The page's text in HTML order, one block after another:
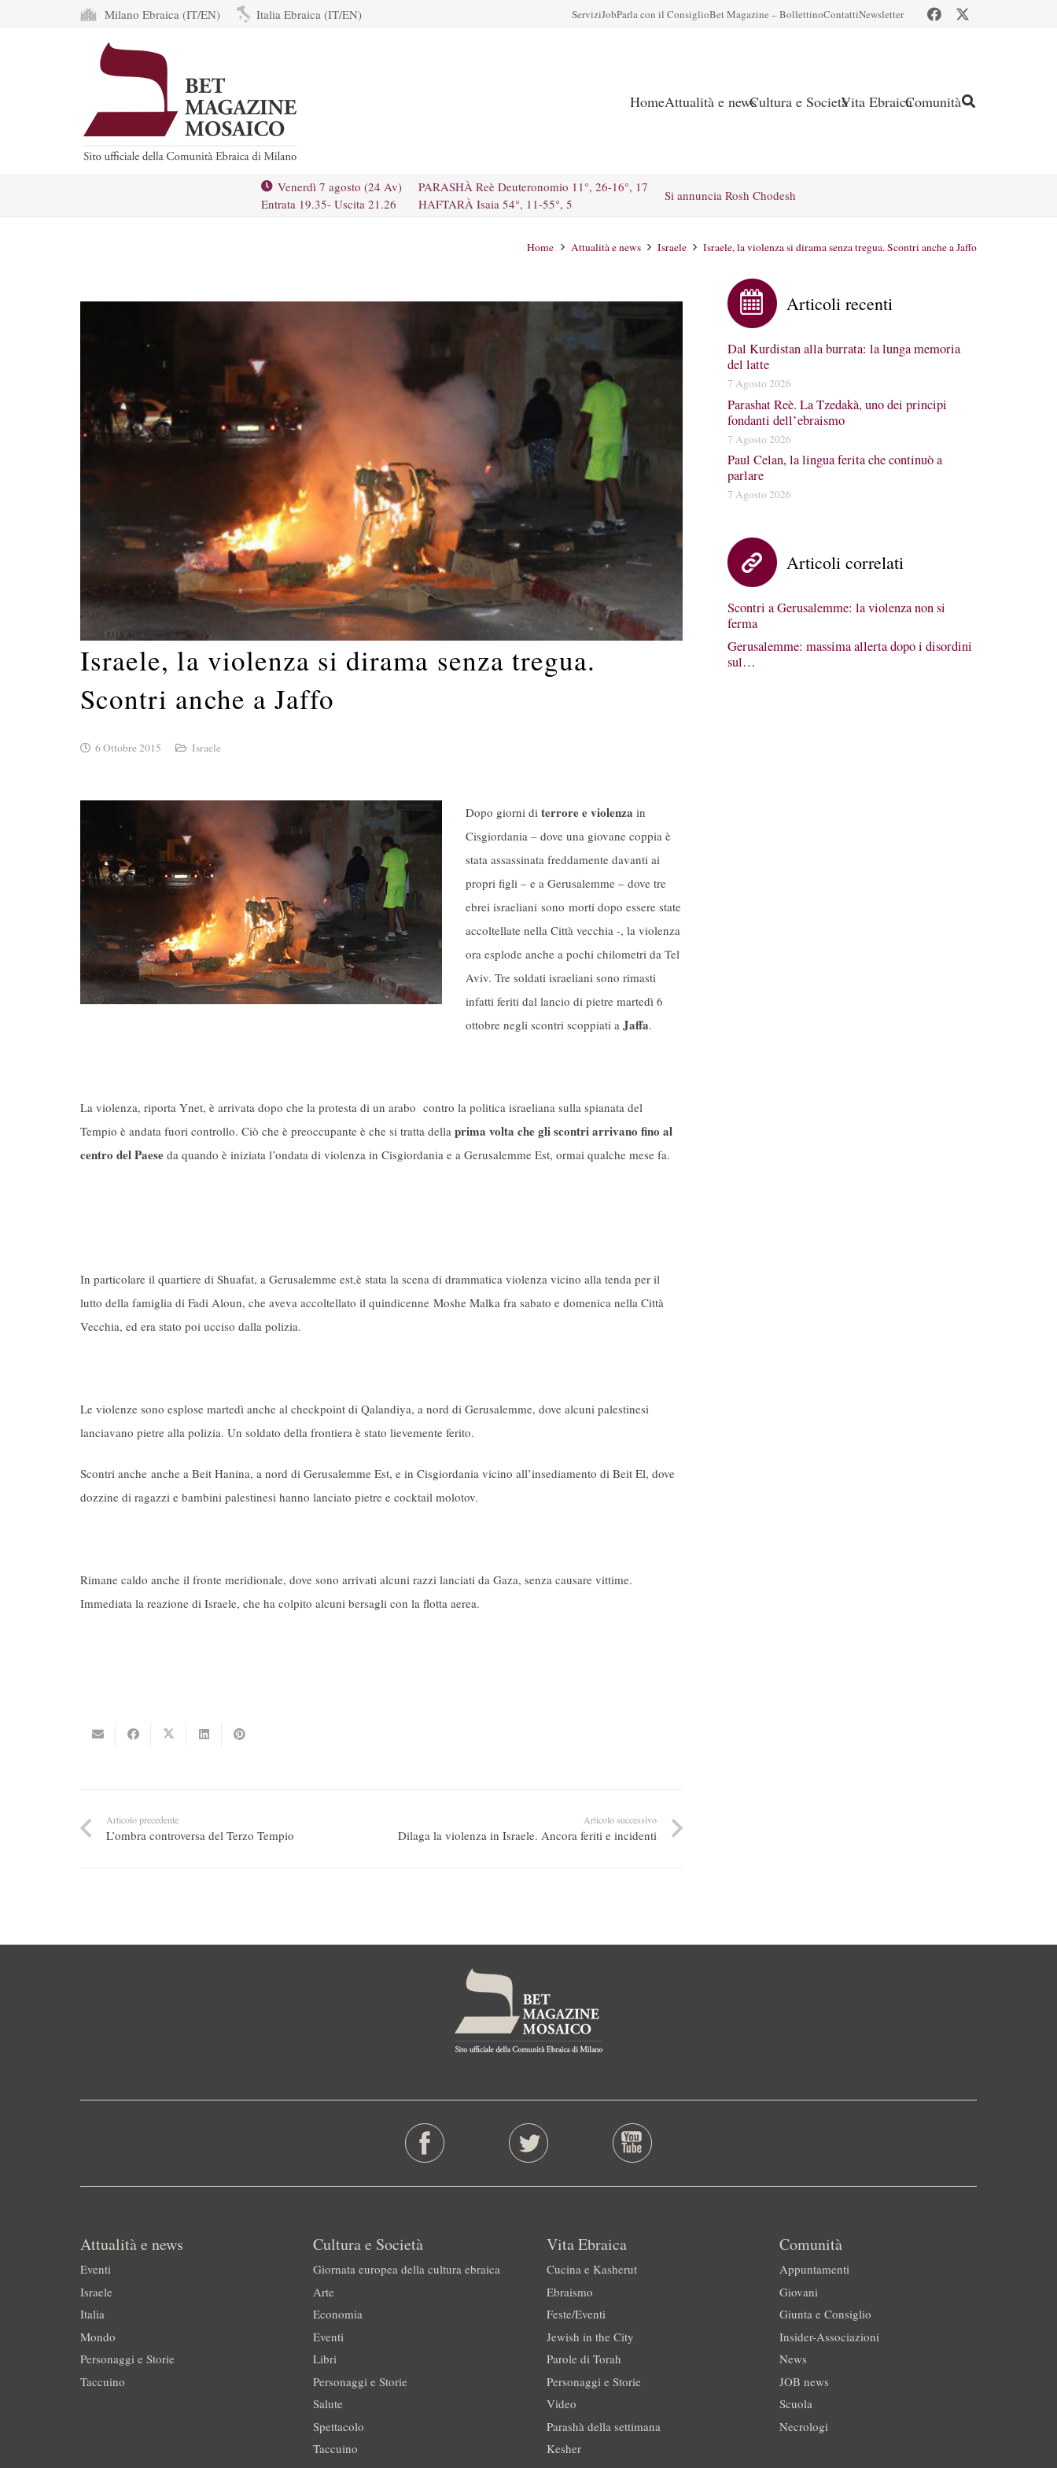
Milano Ebraica (IT/EN) Italia Ebraica (IT/EN) ServiziJobParla con il ConsiglioBet Magazine – BollettinoContattiNewsletter
HomeAttualità e newsCultura e SocietàVita EbraicaComunità
Venerdì 7 agosto (24 Av)
Entrata 19.35- Uscita 21.26
PARASHÀ Reè Deuteronomio 11°, 26-16°, 17
HAFTARÀ Isaia 54°, 11-55°, 5
Si annuncia Rosh Chodesh
Home Attualità e news Israele Israele, la violenza si dirama senza tregua. Scontri anche a Jaffo
Israele, la violenza si dirama senza tregua.
Scontri anche a Jaffo
6 Ottobre 2015 Israele
Dopo giorni di terrore e violenza in
Cisgiordania – dove una giovane coppia è
stata assassinata freddamente davanti ai
propri figli – e a Gerusalemme – dove tre
ebrei israeliani sono morti dopo essere state
accoltellate nella Città vecchia -, la violenza
ora esplode anche a pochi chilometri da Tel
Aviv. Tre soldati israeliani sono rimasti
infatti feriti dal lancio di pietre martedì 6
ottobre negli scontri scoppiati a Jaffa.
La violenza, riporta Ynet, è arrivata dopo che la protesta di un arabo contro la politica israeliana sulla spianata del
Tempio è andata fuori controllo. Ciò che è preoccupante è che si tratta della prima volta che gli scontri arrivano fino al
centro del Paese da quando è iniziata l’ondata di violenza in Cisgiordania e a Gerusalemme Est, ormai qualche mese fa.
In particolare il quartiere di Shuafat, a Gerusalemme est,è stata la scena di drammatica violenza vicino alla tenda per il
lutto della famiglia di Fadi Aloun, che aveva accoltellato il quindicenne Moshe Malka fra sabato e domenica nella Città
Vecchia, ed era stato poi ucciso dalla polizia.
Le violenze sono esplose martedì anche al checkpoint di Qalandiya, a nord di Gerusalemme, dove alcuni palestinesi
lanciavano pietre alla polizia. Un soldato della frontiera è stato lievemente ferito.
Scontri anche anche a Beit Hanina, a nord di Gerusalemme Est, e in Cisgiordania vicino all’insediamento di Beit El, dove
dozzine di ragazzi e bambini palestinesi hanno lanciato pietre e cocktail molotov.
Rimane caldo anche il fronte meridionale, dove sono arrivati alcuni razzi lanciati da Gaza, senza causare vittime.
Immediata la reazione di Israele, che ha colpito alcuni bersagli con la flotta aerea.
Articolo precedente
L’ombra controversa del Terzo Tempio
Articolo successivo
Dilaga la violenza in Israele. Ancora feriti e incidenti
Articoli recenti
Dal Kurdistan alla burrata: la lunga memoria
del latte
7 Agosto 2026
Parashat Reè. La Tzedakà, uno dei principi
fondanti dell’ebraismo
7 Agosto 2026
Paul Celan, la lingua ferita che continuò a
parlare
7 Agosto 2026
Articoli correlati
Scontri a Gerusalemme: la violenza non si
ferma
Gerusalemme: massima allerta dopo i disordini
sul…
Attualità e news
Eventi
Israele
Italia
Mondo
Personaggi e Storie
Taccuino
Cultura e Società
Giornata europea della cultura ebraica
Arte
Economia
Eventi
Libri
Personaggi e Storie
Salute
Spettacolo
Taccuino
Vita Ebraica
Cucina e Kasherut
Ebraismo
Feste/Eventi
Jewish in the City
Parole di Torah
Personaggi e Storie
Video
Parashà della settimana
Kesher
Comunità
Appuntamenti
Giovani
Giunta e Consiglio
Insider-Associazioni
News
JOB news
Scuola
Necrologi